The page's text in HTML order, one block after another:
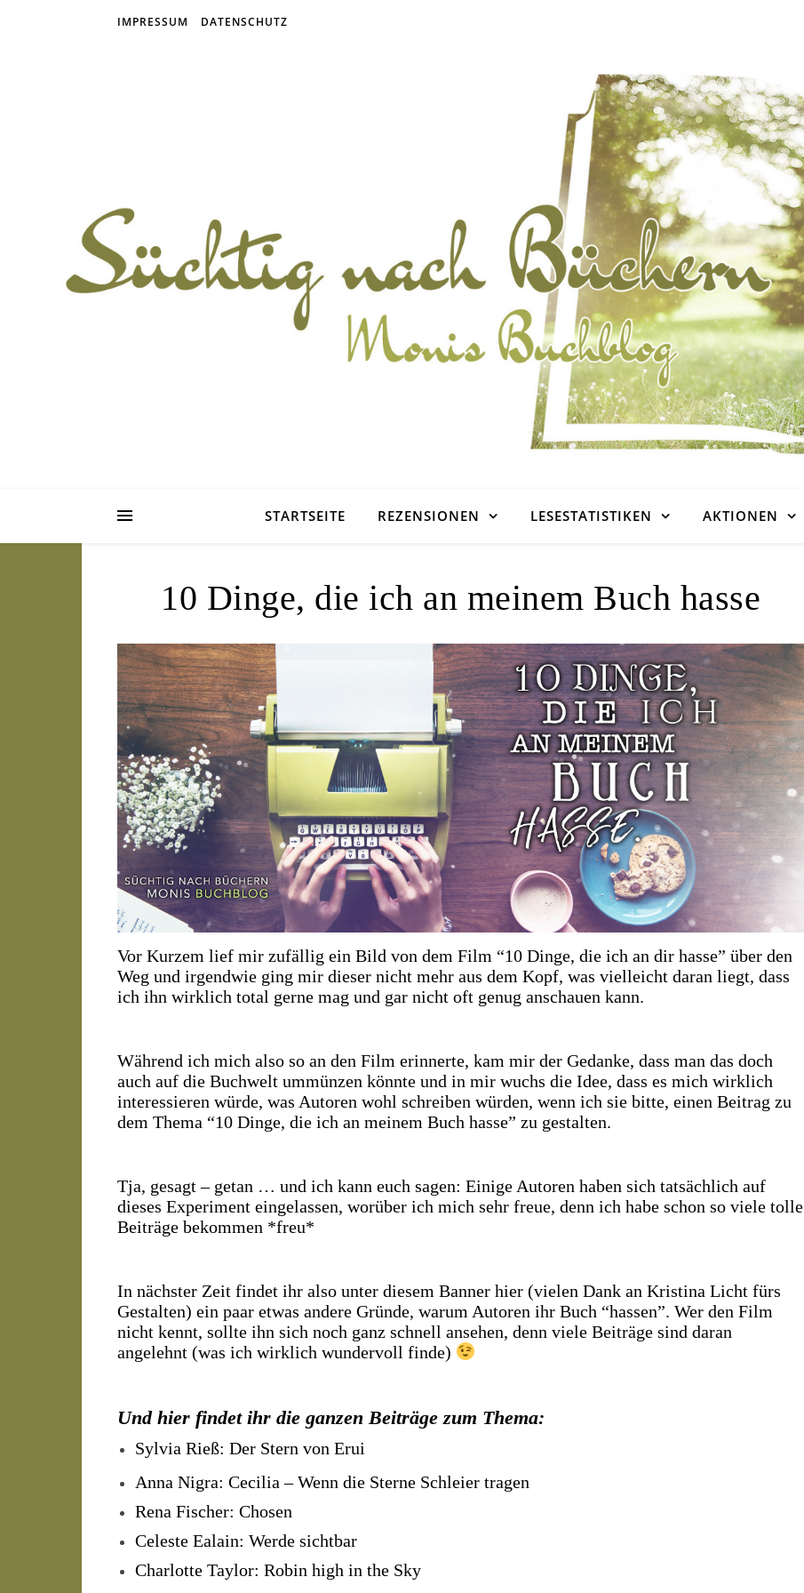
IMPRESSUM DATENSCHUTZ
STARTSEITE REZENSIONEN LESESTATISTIKEN AKTIONEN
10 Dinge, die ich an meinem Buch hasse
Vor Kurzem lief mir zufällig ein Bild von dem Film “10 Dinge, die ich an dir hasse” über den
Weg und irgendwie ging mir dieser nicht mehr aus dem Kopf, was vielleicht daran liegt, dass
ich ihn wirklich total gerne mag und gar nicht oft genug anschauen kann.
Während ich mich also so an den Film erinnerte, kam mir der Gedanke, dass man das doch
auch auf die Buchwelt ummünzen könnte und in mir wuchs die Idee, dass es mich wirklich
interessieren würde, was Autoren wohl schreiben würden, wenn ich sie bitte, einen Beitrag zu
dem Thema “10 Dinge, die ich an meinem Buch hasse” zu gestalten.
Tja, gesagt – getan … und ich kann euch sagen: Einige Autoren haben sich tatsächlich auf
dieses Experiment eingelassen, worüber ich mich sehr freue, denn ich habe schon so viele tolle
Beiträge bekommen *freu*
In nächster Zeit findet ihr also unter diesem Banner hier (vielen Dank an Kristina Licht fürs
Gestalten) ein paar etwas andere Gründe, warum Autoren ihr Buch “hassen”. Wer den Film
nicht kennt, sollte ihn sich noch ganz schnell ansehen, denn viele Beiträge sind daran
angelehnt (was ich wirklich wundervoll finde)
Und hier findet ihr die ganzen Beiträge zum Thema:
Sylvia Rieß: Der Stern von Erui
Anna Nigra: Cecilia – Wenn die Sterne Schleier tragen
Rena Fischer: Chosen
Celeste Ealain: Werde sichtbar
Charlotte Taylor: Robin high in the Sky